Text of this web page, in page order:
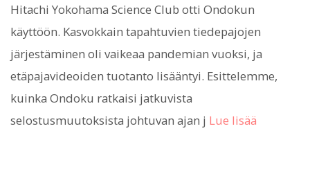
Hitachi Yokohama Science Club otti Ondokun
käyttöön. Kasvokkain tapahtuvien tiedepajojen
järjestäminen oli vaikeaa pandemian vuoksi, ja
etäpajavideoiden tuotanto lisääntyi. Esittelemme,
kuinka Ondoku ratkaisi jatkuvista
selostusmuutoksista johtuvan ajan j Lue lisää